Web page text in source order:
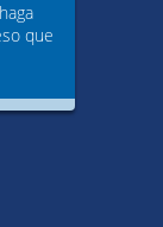
que